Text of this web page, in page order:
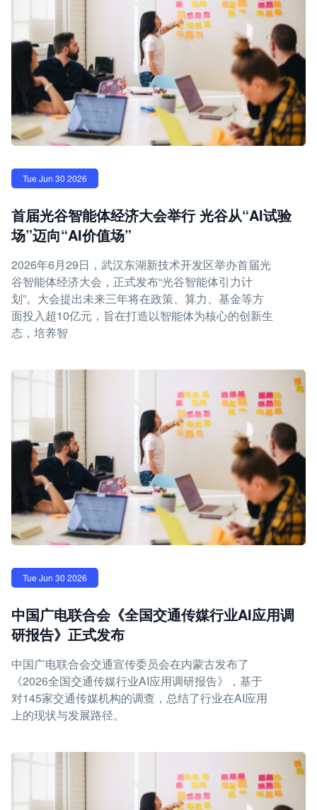
Tue Jun 30 2026
首届光谷智能体经济大会举行 光谷从“AI试验
场”迈向“AI价值场”
2026年6月29日，武汉东湖新技术开发区举办首届光
谷智能体经济大会，正式发布“光谷智能体引力计
划”。大会提出未来三年将在政策、算力、基金等方
面投入超10亿元，旨在打造以智能体为核心的创新生
态，培养智
Tue Jun 30 2026
中国广电联合会《全国交通传媒行业AI应用调
研报告》正式发布
中国广电联合会交通宣传委员会在内蒙古发布了
《2026全国交通传媒行业AI应用调研报告》，基于
对145家交通传媒机构的调查，总结了行业在AI应用
上的现状与发展路径。